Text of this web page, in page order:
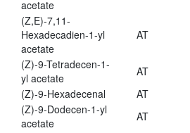
acetate
(Z,E)-7,11-
Hexadecadien-1-yl
acetate
AT
(Z)-9-Tetradecen-1-
yl acetate
AT
(Z)-9-Hexadecenal
AT
(Z)-9-Dodecen-1-yl
acetate
AT